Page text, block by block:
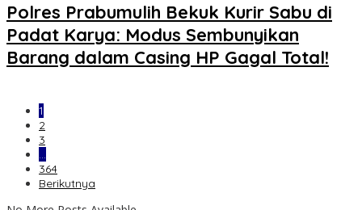
Polres Prabumulih Bekuk Kurir Sabu di
Padat Karya: Modus Sembunyikan
Barang dalam Casing HP Gagal Total!
1
2
3
…
364
Berikutnya